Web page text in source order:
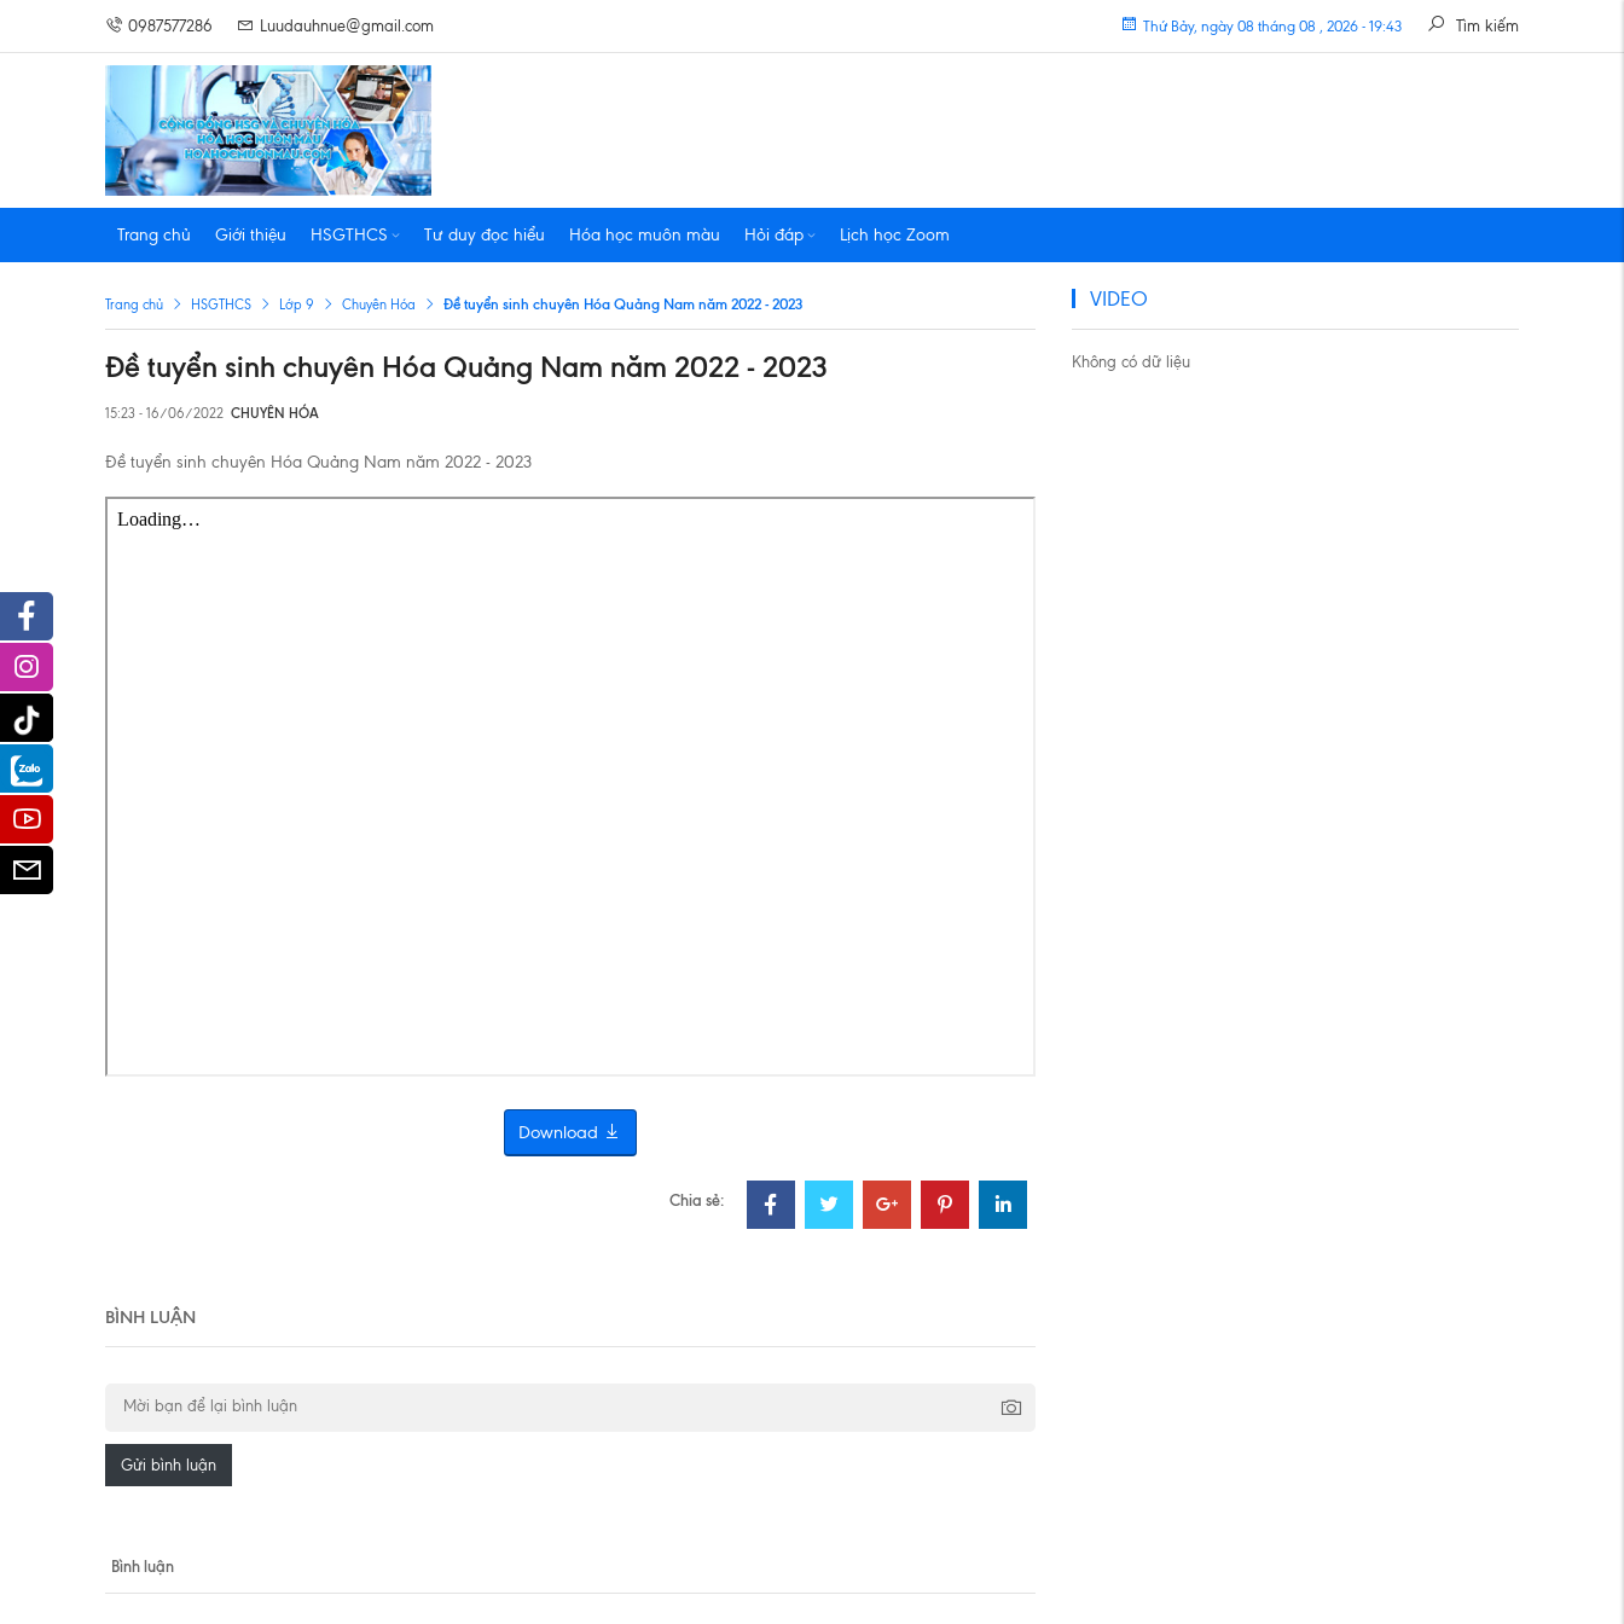
0987577286 Luudauhnue@gmail.com Tìm kiếm
Thứ Bảy, ngày 08 tháng 08 , 2026 - 19:43
Trang chủ Giới thiệu HSGTHCS Tư duy đọc hiểu Hóa học muôn màu Hỏi đáp Lịch học Zoom
Trang chủ HSGTHCS Lớp 9 Chuyên Hóa Đề tuyển sinh chuyên Hóa Quảng Nam năm 2022 - 2023
Đề tuyển sinh chuyên Hóa Quảng Nam năm 2022 - 2023
15:23 - 16/06/2022 CHUYÊN HÓA
Đề tuyển sinh chuyên Hóa Quảng Nam năm 2022 - 2023
Download
Chia sẻ:
BÌNH LUẬN
Gửi bình luận
Bình luận
VIDEO
Không có dữ liệu